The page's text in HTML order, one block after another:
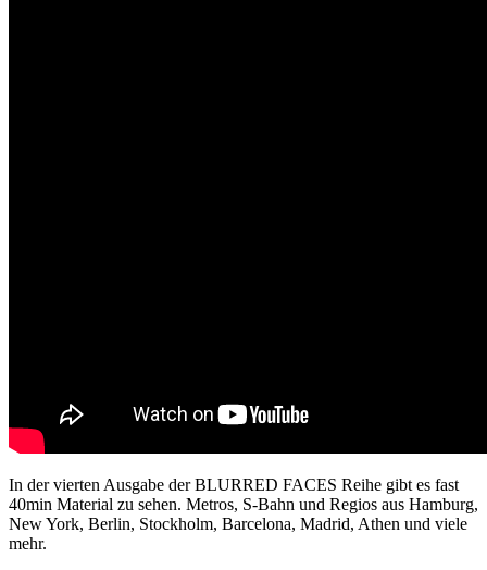
In der vierten Ausgabe der BLURRED FACES Reihe gibt es fast
40min Material zu sehen. Metros, S-Bahn und Regios aus Hamburg,
New York, Berlin, Stockholm, Barcelona, Madrid, Athen und viele
mehr.